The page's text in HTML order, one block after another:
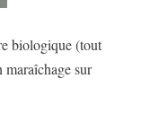
biologique (tout
sur